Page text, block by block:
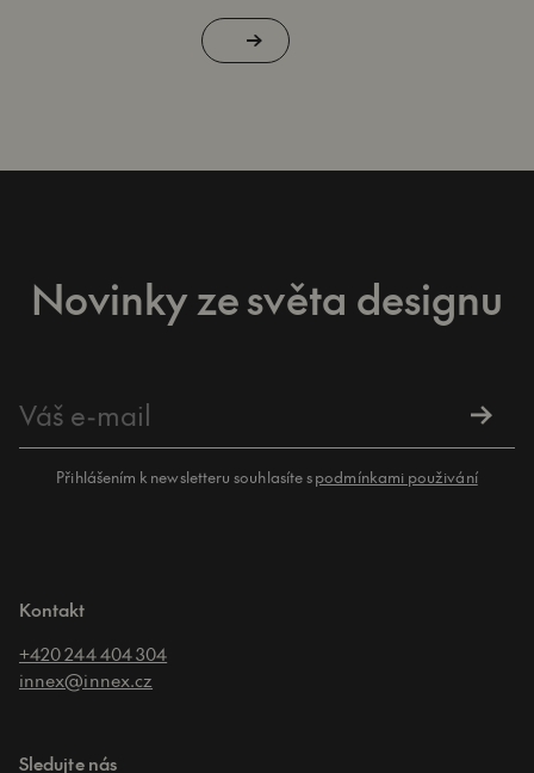
Novinky ze světa designu
Přihlášením k newsletteru souhlasíte spodmínkami použivání
Kontakt
+420 244 404 304
innex@innex.cz
Sledujte nás